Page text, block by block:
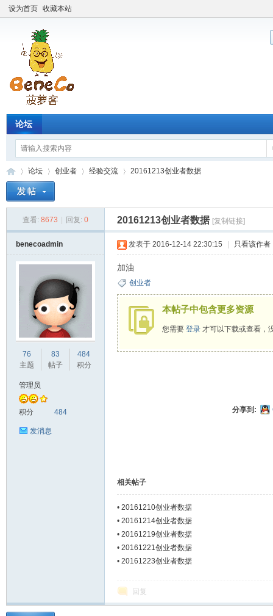
设为首页 收藏本站
论坛
论坛
›
创业者
›
经验交流
›
20161213创业者数据
查看: 8673 回复: 0 20161213创业者数据 [复制链接]
benecoadmin
76
主题
83
帖子
484
积分
管理员
积分 484
发消息
发表于 2016-12-14 22:30:15 只看该作者
加油
创业者
本帖子中包含更多资源
您需要 登录才可以下载或查看，
分享到:
相关帖子
• 20161210创业者数据
• 20161214创业者数据
• 20161219创业者数据
• 20161221创业者数据
• 20161223创业者数据
回复